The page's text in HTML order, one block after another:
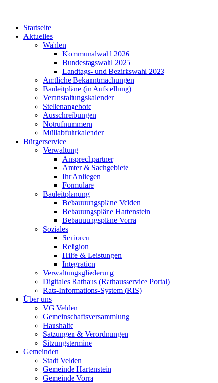
Startseite
Aktuelles
Wahlen
Kommunalwahl 2026
Bundestagswahl 2025
Landtags- und Bezirkswahl 2023
Amtliche Bekanntmachungen
Bauleitpläne (in Aufstellung)
Veranstaltungskalender
Stellenangebote
Ausschreibungen
Notrufnummern
Müllabfuhrkalender
Bürgerservice
Verwaltung
Ansprechpartner
Ämter & Sachgebiete
Ihr Anliegen
Formulare
Bauleitplanung
Bebauuungspläne Velden
Bebauungspläne Hartenstein
Bebauuungspläne Vorra
Soziales
Senioren
Religion
Hilfe & Leistungen
Integration
Verwaltungsgliederung
Digitales Rathaus (Rathausservice Portal)
Rats-Informations-System (RIS)
Über uns
VG Velden
Gemeinschaftsversammlung
Haushalte
Satzungen & Verordnungen
Sitzungstermine
Gemeinden
Stadt Velden
Gemeinde Hartenstein
Gemeinde Vorra